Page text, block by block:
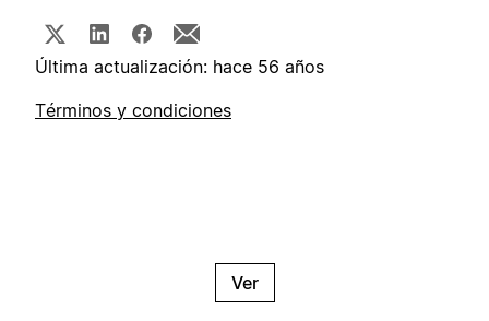
Última actualización: hace 56 años
Términos y condiciones
Ver